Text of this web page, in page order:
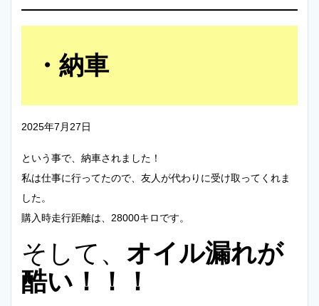
納車
2025年7月27日
という事で、納車されました！
私は仕事に行ってたので、友人が代わりに受け取ってくれま
した。
購入時走行距離は、28000キロです。
そして、 オイル漏れが
酷い！！！